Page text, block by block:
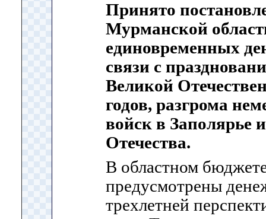
Принято
Мурманской
единовременных
связи с
Великой
годов, разгрома
войск в Заполярье
Отечества.
В областном
предусмотрены
трехлетней